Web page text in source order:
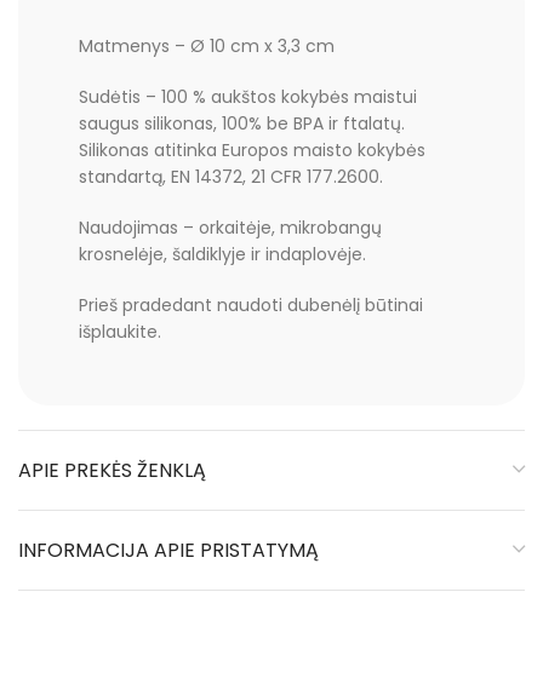
Matmenys – Ø 10 cm x 3,3 cm
Sudėtis – 100 % aukštos kokybės maistui
saugus silikonas, 100% be BPA ir ftalatų.
Silikonas atitinka Europos maisto kokybės
standartą, EN 14372, 21 CFR 177.2600.
Naudojimas – orkaitėje, mikrobangų
krosnelėje, šaldiklyje ir indaplovėje.
Prieš pradedant naudoti dubenėlį būtinai
išplaukite.
APIE PREKĖS ŽENKLĄ
INFORMACIJA APIE PRISTATYMĄ